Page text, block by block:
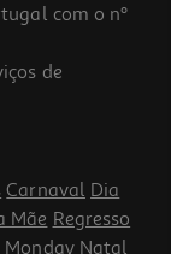
com o nº
de
Carnaval Dia
Mãe Regresso
Monday Natal